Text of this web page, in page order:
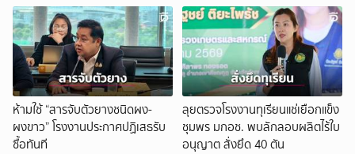
ห้ามใช้ “สารจับตัวยางชนิดผง-
ผงขาว” โรงงานประกาศปฏิเสธรับ
ซื้อทันที
ลุยตรวจโรงงานทุเรียนแช่เยือกแข็ง
ชุมพร มกอช. พบลักลอบผลิตไร้ใบ
อนุญาต สั่งยึด 40 ตัน